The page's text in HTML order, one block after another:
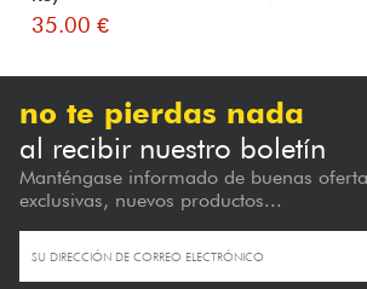
35.00 €
no te pierdas nada
al recibir nuestro boletín
Manténgase informado de buenas
exclusivas, nuevos productos...